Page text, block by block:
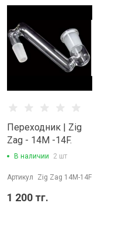
Переходник | Zig
Zag - 14M -14F.
В наличии 2 шт
Артикул Zig Zag 14M-14F
1 200 тг.